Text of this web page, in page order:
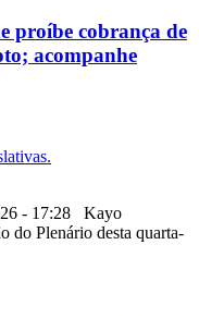
proíbe cobrança de
acompanhe
- 17:28 Kayo
do Plenário desta quarta-